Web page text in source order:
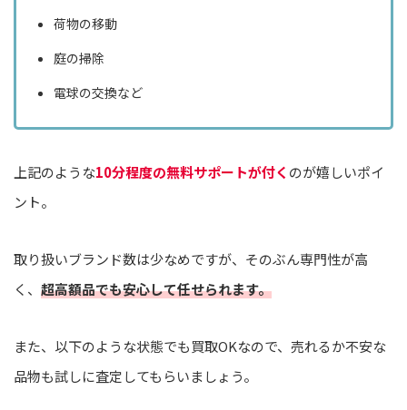
荷物の移動
庭の掃除
電球の交換など
上記のような10分程度の無料サポートが付く のが嬉しいポイ
ント。
取り扱いブランド数は少なめですが、そのぶん専門性が高
く、 超高額品でも安心して任せられます。
また、以下のような状態でも買取OKなので、売れるか不安な
品物も試しに査定してもらいましょう。